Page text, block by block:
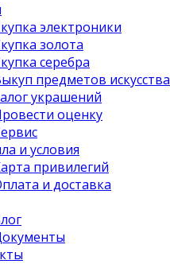
электроники
золота
серебра
предметов искусства
украшений
оценку
и условия
привилегий
и доставка